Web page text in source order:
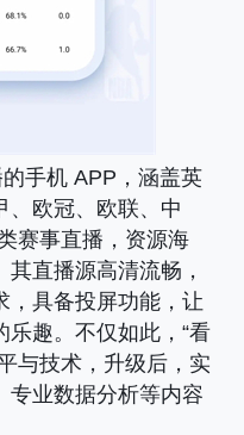
手机 APP，涵盖英
、欧冠、欧联、中
赛事直播，资源海
直播源高清流畅，
，具备投屏功能，让
趣。不仅如此，“看
与技术，升级后，实
专业数据分析等内容